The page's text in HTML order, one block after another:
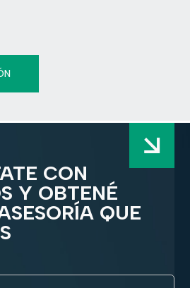
CON
Y OBTENÉ
QUE